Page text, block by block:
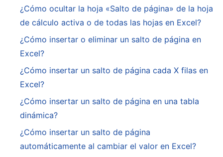
¿Cómo ocultar la hoja «Salto de página» de la hoja
de cálculo activa o de todas las hojas en Excel?
¿Cómo insertar o eliminar un salto de página en
Excel?
¿Cómo insertar un salto de página cada X filas en
Excel?
¿Cómo insertar un salto de página en una tabla
dinámica?
¿Cómo insertar un salto de página
automáticamente al cambiar el valor en Excel?